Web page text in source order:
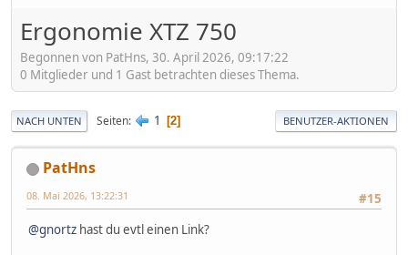
Ergonomie XTZ 750
Begonnen von PatHns, 30. April 2026, 09:17:22
0 Mitglieder und 1 Gast betrachten dieses Thema.
NACH UNTEN Seiten 1 2 BENUTZER-AKTIONEN
PatHns
#15
08. Mai 2026, 13:22:31
@gnortz hast du evtl einen Link?